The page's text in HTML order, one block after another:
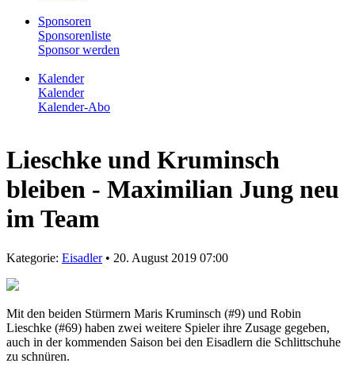
Sponsoren
Sponsorenliste
Sponsor werden
Kalender
Kalender
Kalender-Abo
Lieschke und Kruminsch
bleiben - Maximilian Jung neu
im Team
Kategorie: Eisadler• 20. August 2019 07:00
Mit den beiden Stürmern Maris Kruminsch (#9) und Robin
Lieschke (#69) haben zwei weitere Spieler ihre Zusage gegeben,
auch in der kommenden Saison bei den Eisadlern die Schlittschuhe
zu schnüren.